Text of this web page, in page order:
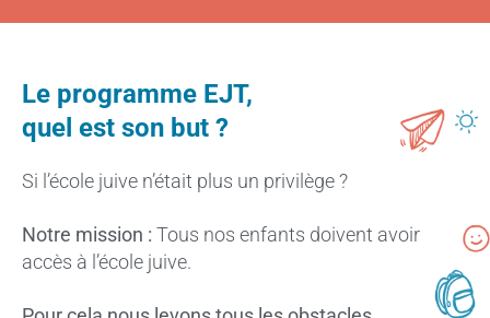
Le programme EJT,
quel est son but ?
Si l’école juive n’était plus un privilège ?
Notre mission : Tous nos enfants doivent avoir
accès à l’école juive.